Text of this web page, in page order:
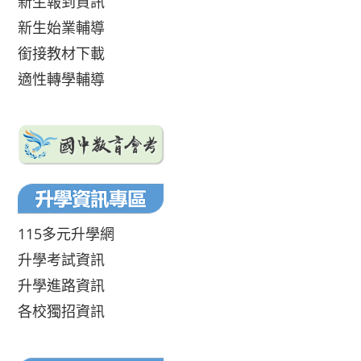
新生始業輔導
銜接教材下載
適性轉學輔導
115多元升學網
升學考試資訊
升學進路資訊
各校獨招資訊